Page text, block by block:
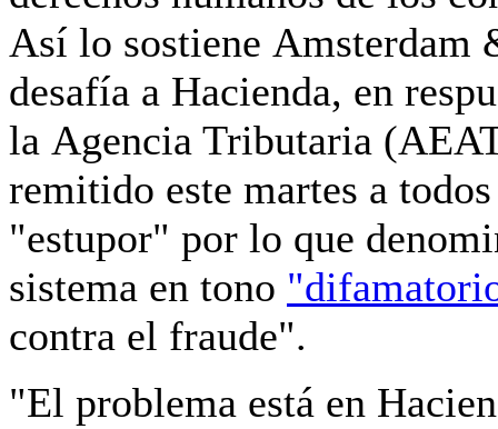
Así lo sostiene Amsterdam
desafía a Hacienda, en
la Agencia Tributaria
remitido este martes a
"estupor" por lo que
sistema en tono
contra el fraude".
"El problema está en